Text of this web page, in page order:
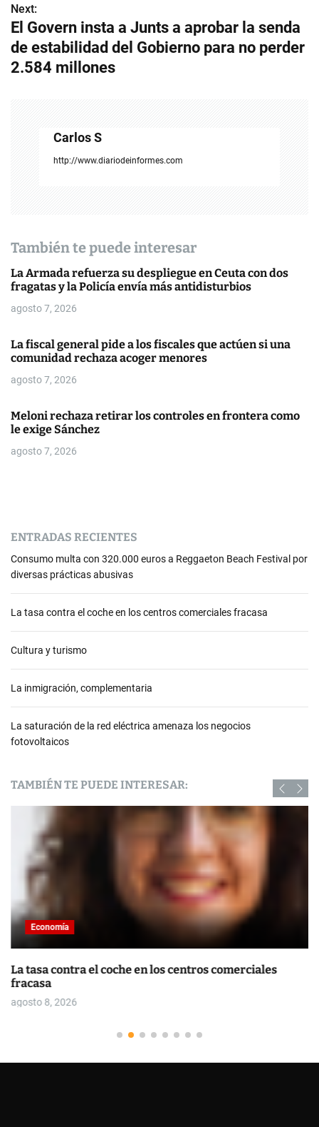
e
g
a
n
t
r
a
a
s
Next:
El Govern insta a Junts a aprobar la senda
de estabilidad del Gobierno para no perder
2.584 millones
Carlos S
http://www.diariodeinformes.com
También te puede interesar
La Armada refuerza su despliegue en Ceuta con dos
fragatas y la Policía envía más antidisturbios
agosto 7, 2026
La fiscal general pide a los fiscales que actúen si una
comunidad rechaza acoger menores
agosto 7, 2026
Meloni rechaza retirar los controles en frontera como
le exige Sánchez
agosto 7, 2026
ENTRADAS RECIENTES
Consumo multa con 320.000 euros a Reggaeton Beach Festival por
diversas prácticas abusivas
La tasa contra el coche en los centros comerciales fracasa
Cultura y turismo
La inmigración, complementaria
La saturación de la red eléctrica amenaza los negocios
fotovoltaicos
TAMBIÉN TE PUEDE INTERESAR:
Economía
La tasa contra el coche en los centros comerciales
fracasa
agosto 8, 2026